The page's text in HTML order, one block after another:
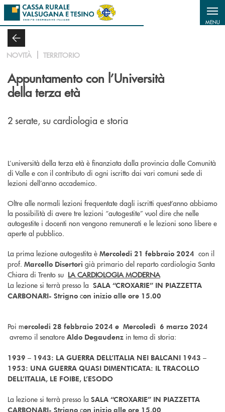
Salta al contenuto principale
MENU
NOVITÀ TERRITORIO
Appuntamento con l’Università
della terza età
2 serate, su cardiologia e storia
L’università della terza età è finanziata dalla provincia dalle Comunità
di Valle e con il contributo di ogni iscritto dai vari comuni sede di
lezioni dell’anno accademico.
Oltre alle normali lezioni frequentate dagli iscritti quest’anno abbiamo
la possibilità di avere tre lezioni “autogestite” vuol dire che nelle
autogestite i docenti non vengono remunerati e le lezioni sono libere e
aperte al pubblico.
La prima lezione autogestita è Mercoledi 21 febbraio 2024 con il
prof. Marcello Disertori già primario del reparto cardiologia Santa
Chiara di Trento su LA CARDIOLOGIA MODERNA
La lezione si terrà presso la SALA “CROXARIE” IN PIAZZETTA
CARBONARI- Strigno con inizio alle ore 15.00
Poi mercoledi 28 febbraio 2024 e Mercoledì 6 marzo 2024
avremo il senatore Aldo Degaudenz in tema di storia:
1939 – 1943: LA GUERRA DELL’ITALIA NEI BALCANI 1943 –
1953: UNA GUERRA QUASI DIMENTICATA: IL TRACOLLO
DELL’ITALIA, LE FOIBE, L’ESODO
La lezione si terrà presso la SALA “CROXARIE” IN PIAZZETTA
CARBONARI- Strigno con inizio alle ore 15.00